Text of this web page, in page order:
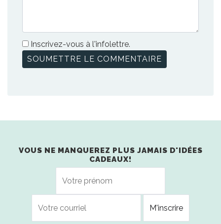
Inscrivez-vous à l'infolettre.
VOUS NE MANQUEREZ PLUS JAMAIS D'IDÉES
CADEAUX!